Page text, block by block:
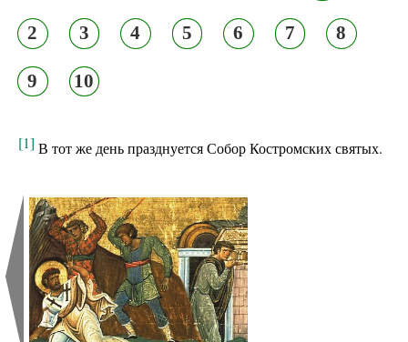
2 3 4 5 6 7 8
9 10
[1] В тот же день празднуется Собор Костромскихсвятых.